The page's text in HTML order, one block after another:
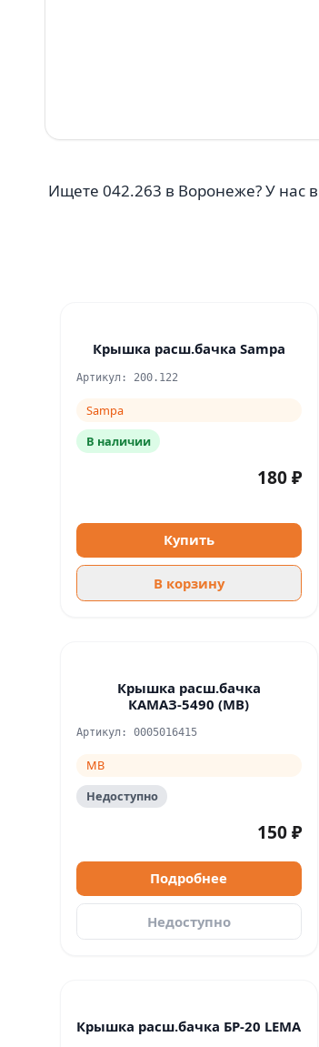
Ищете 042.263 в Воронеже? У нас
Крышка расш.бачка Sampa
Артикул: 200.122
Sampa
В наличии
180 ₽
Купить
В корзину
Крышка расш.бачка
КАМАЗ-5490 (МВ)
Артикул: 0005016415
MB
Недоступно
150 ₽
Подробнее
Недоступно
Крышка расш.бачка БР-20 LEMA